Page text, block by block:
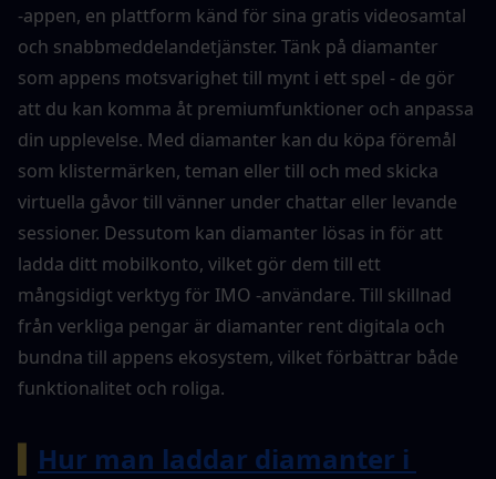
-appen, en plattform känd för sina gratis videosamtal
och snabbmeddelandetjänster. Tänk på diamanter
som appens motsvarighet till mynt i ett spel - de gör
att du kan komma åt premiumfunktioner och anpassa
din upplevelse. Med diamanter kan du köpa föremål
som klistermärken, teman eller till och med skicka
virtuella gåvor till vänner under chattar eller levande
sessioner. Dessutom kan diamanter lösas in för att
ladda ditt mobilkonto, vilket gör dem till ett
mångsidigt verktyg för IMO -användare. Till skillnad
från verkliga pengar är diamanter rent digitala och
bundna till appens ekosystem, vilket förbättrar både
funktionalitet och roliga.
Hur man laddar diamanter i